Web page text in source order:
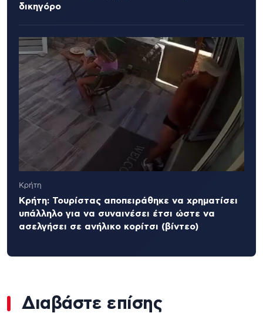
δικηγόρο
Κρήτη
Κρήτη: Τουρίστας αποπειράθηκε να χρηματίσει
υπάλληλο για να συναινέσει έτσι ώστε να
ασελγήσει σε ανήλικο κορίτσι (βίντεο)
Διαβάστε επίσης